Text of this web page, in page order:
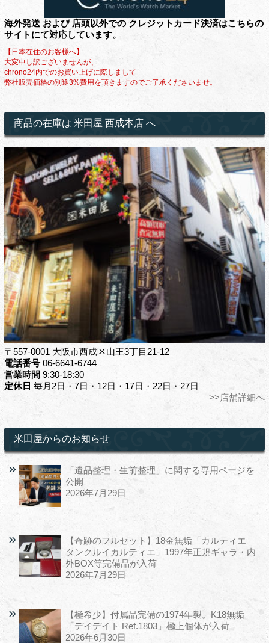
海外発送 および 店頭以外での クレジットカード決済はこちらの
サイトにて対応しています。
【日本在住のお客様へ】
大変申し訳ございませんが、
chrono24内でのお買い上げに際しまして
弊社販売価格の別途3%費用を頂きますのでご了承くださいませ。
商品の在庫は 米田屋 西成本店 へ
〒557-0001 大阪市西成区山王3丁目21-12
電話番号06-6641-6744
営業時間 9:30-18:30
定休日 毎月2日・7日・12日・17日・22日・27日
>>店舗詳細へ
米田屋からのお知らせ
「遺品整理・生前整理」に関する専用ページを
公開
2026年7月29日
【奇跡のフルセット】18金無垢「カルティエ
タンクルイカルティエ」1997年正規ギャラ・内
外BOX等完備品が入荷
2026年7月29日
【極希少】付属品完備の1974年製。K18無垢
「デイデイト Ref.1803」極上個体が入荷
2026年6月30日